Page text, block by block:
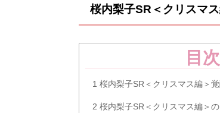
桜内梨子SR＜クリスマ
目
1 桜内梨子SR＜クリスマス編＞
2 桜内梨子SR＜クリスマス編＞